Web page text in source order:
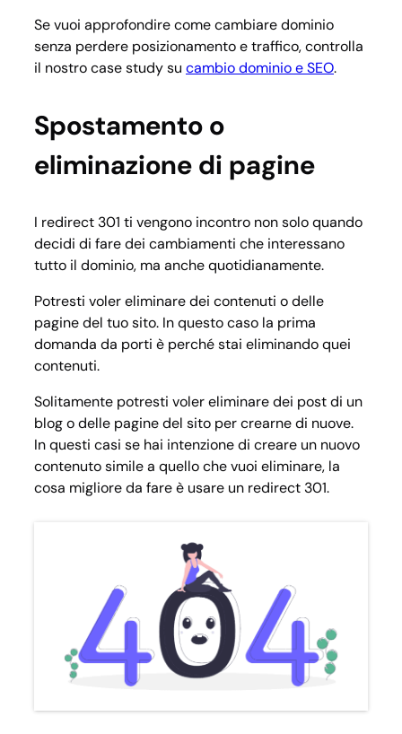
Se vuoi approfondire come cambiare dominio
senza perdere posizionamento e traffico, controlla
il nostro case study su cambio dominio e SEO.
Spostamento o
eliminazione di pagine
I redirect 301 ti vengono incontro non solo quando
decidi di fare dei cambiamenti che interessano
tutto il dominio, ma anche quotidianamente.
Potresti voler eliminare dei contenuti o delle
pagine del tuo sito. In questo caso la prima
domanda da porti è perché stai eliminando quei
contenuti.
Solitamente potresti voler eliminare dei post di un
blog o delle pagine del sito per crearne di nuove.
In questi casi se hai intenzione di creare un nuovo
contenuto simile a quello che vuoi eliminare, la
cosa migliore da fare è usare un redirect 301.